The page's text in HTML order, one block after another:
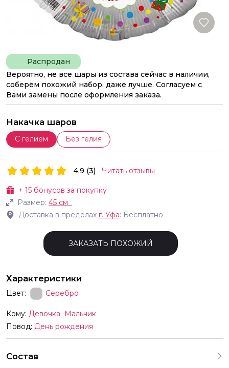
Распродан
Вероятно, не все шары из состава сейчас в наличии,
соберём похожий набор, даже лучше. Согласуем с
Вами замены после оформления заказа.
Накачка шаров
С гелием Без гелия
+ 15 бонусов за покупку
Размер: 45 см
Доставка в пределах г. Уфа: Бесплатно
4.9 (3) Читать отзывы
ЗАКАЗАТЬ ПОХОЖИЙ
Характеристики
Цвет: Серебро
Кому: Девочка
Мальчик
Повод: День рождения
Состав